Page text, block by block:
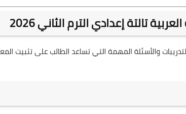
تالتة إعدادي الترم الثاني 2026
والأسئلة المهمة التي تساعد الطالب على تثبيت